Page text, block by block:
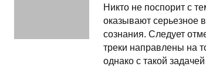
Никто не поспорит с
оказывают серьезное
сознания. Следует
треки направлены на
однако с такой